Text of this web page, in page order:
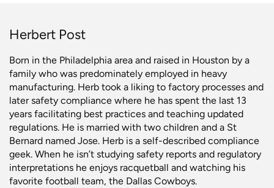
Herbert Post
Born in the Philadelphia area and raised in Houston by a
family who was predominately employed in heavy
manufacturing. Herb took a liking to factory processes and
later safety compliance where he has spent the last 13
years facilitating best practices and teaching updated
regulations. He is married with two children and a St
Bernard named Jose. Herb is a self-described compliance
geek. When he isn’t studying safety reports and regulatory
interpretations he enjoys racquetball and watching his
favorite football team, the Dallas Cowboys.